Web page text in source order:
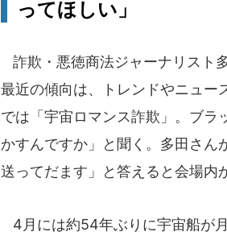
ってほしい」
詐欺・悪徳商法ジャーナリスト
最近の傾向は、トレンドやニュー
では「宇宙ロマンス詐欺」。ブラ
かすんですか」と聞く。多田さん
送ってだます」と答えると会場内
4月には約54年ぶりに宇宙船が